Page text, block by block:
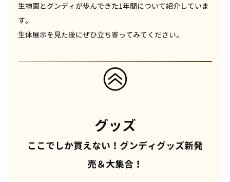
生物園とグンディが歩んできた1年間について紹介していま
す。
生体展示を見た後にぜひ立ち寄ってみてください。
グッズ
ここでしか買えない！グンディグッズ新発
売＆大集合！